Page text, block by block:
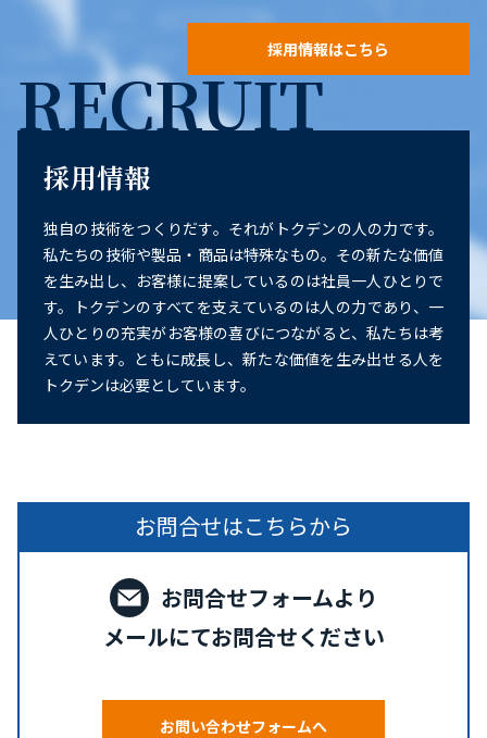
採用情報はこちら
RECRUIT
採用情報
独自の技術をつくりだす。それがトクデンの人の力です。
私たちの技術や製品・商品は特殊なもの。その新たな価値
を生み出し、お客様に提案しているのは社員一人ひとりで
す。トクデンのすべてを支えているのは人の力であり、一
人ひとりの充実がお客様の喜びにつながると、私たちは考
えています。ともに成長し、新たな価値を生み出せる人を
トクデンは必要としています。
お問合せはこちらから
お問合せフォームより
メールにてお問合せください
お問い合わせフォームへ